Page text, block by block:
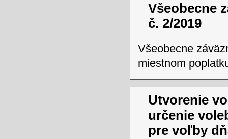
Všeobecne
č. 2/2019
Všeobecne
miestnom
Utvorenie
určenie
pre voľby